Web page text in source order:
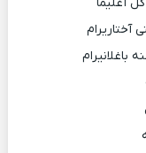
آختاریرام
باغلانیرام